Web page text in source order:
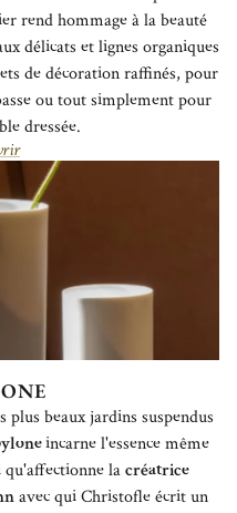
rend hommage à la beauté
délicats et lignes organiques
de décoration raffinés, pour
ou tout simplement pour
dressée.
plus beaux jardins suspendus
incarne l'essence même
qu'affectionne lacréatrice
avec qui Christofle écrit un